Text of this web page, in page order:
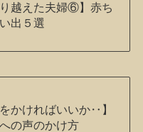
り越えた夫婦⑥】赤ち
出５選
かければいいか‥】
の声のかけ方